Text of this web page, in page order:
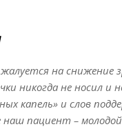
на снижение
никогда не носил и
капель» и слов
наш пациент –